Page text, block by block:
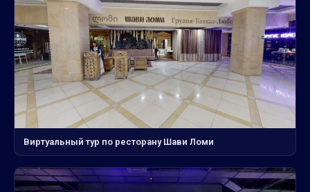
Виртуальный тур по ресторану Шави Ломи